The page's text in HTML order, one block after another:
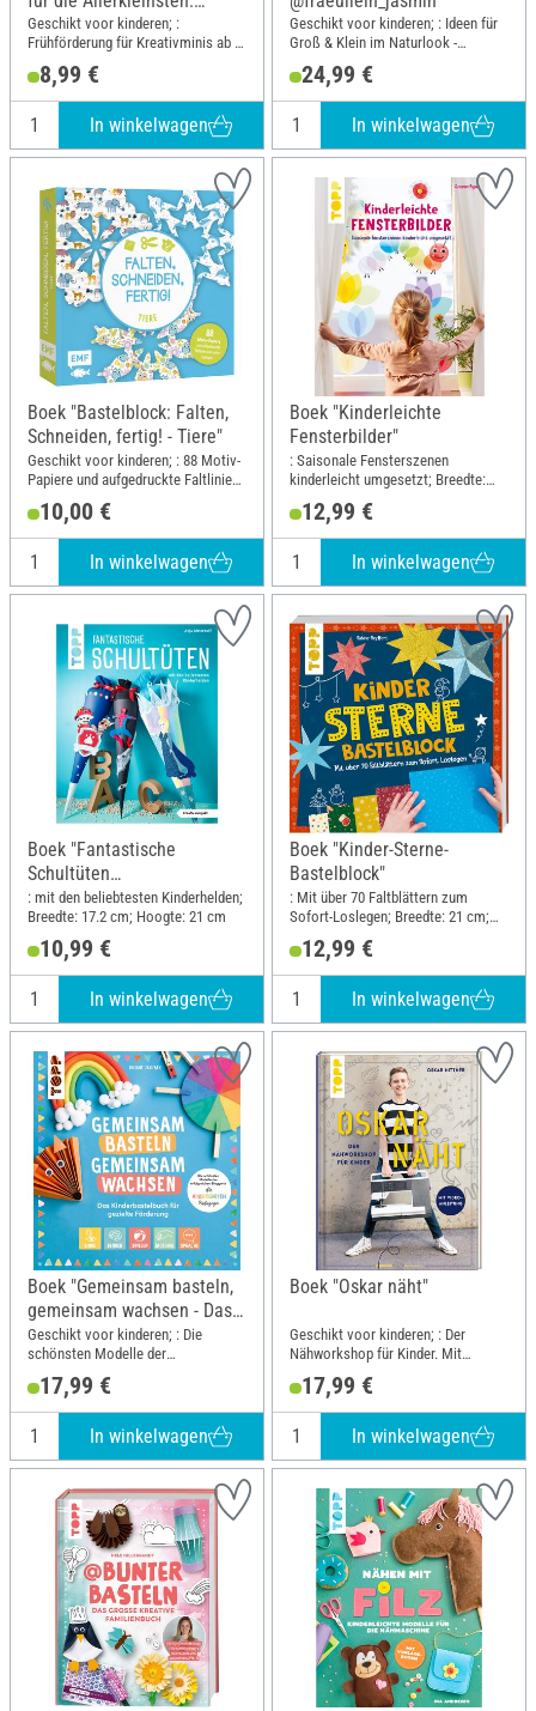
Knippen en plakken. Dieren"
Geschikt voor kinderen; :
Frühförderung für Kreativminis ab 3
Jahren; Breedte: 24 cm; Hoogte:
27.3 cm
8,99 €
In winkelwagen
Geschikt voor kinderen; : Ideen für
Groß & Klein im Naturlook -
Inklusive Updycling-Projekten;
Breedte: 19.3 cm; Hoogte: 26.1 cm
24,99 €
In winkelwagen
Boek "Bastelblock: Falten,
Schneiden, fertig! - Tiere"
Geschikt voor kinderen; : 88 Motiv-
Papiere und aufgedruckte Faltlinien
zum sofort Loslegen; Breedte: 20
cm; Hoogte: 20 cm
10,00 €
In winkelwagen
Boek "Kinderleichte
Fensterbilder"
: Saisonale Fensterszenen
kinderleicht umgesetzt; Breedte:
19.5 cm; Hoogte: 25 cm
12,99 €
In winkelwagen
Boek "Fantastische
Schultüten
(kreativ.kompakt)"
: mit den beliebtesten Kinderhelden;
Breedte: 17.2 cm; Hoogte: 21 cm
10,99 €
In winkelwagen
Boek "Kinder-Sterne-
Bastelblock"
: Mit über 70 Faltblättern zum
Sofort-Loslegen; Breedte: 21 cm;
12,99 €
In winkelwagen
Boek "Gemeinsam basteln,
gemeinsam wachsen - Das
Kinderbastelbuch für
gezielte Förderung"
Geschikt voor kinderen; : Die
schönsten Modelle der
Kindergarten-Pädagogin; Breedte:
22.2 cm; Hoogte: 23.5 cm
17,99 €
In winkelwagen
Boek "Oskar näht"
Geschikt voor kinderen; : Der
Nähworkshop für Kinder. Mit
Hoogte: 28.5 cm
17,99 €
In winkelwagen